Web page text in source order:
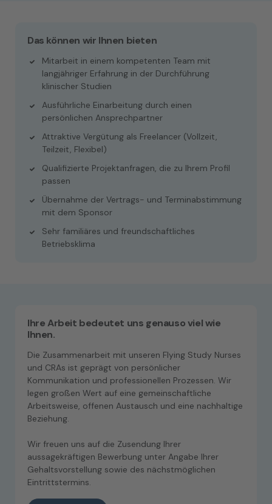
Das können wir Ihnen bieten
Mitarbeit in einem kompetenten Team mit
langjähriger Erfahrung in der Durchführung
klinischer Studien
Ausführliche Einarbeitung durch einen
persönlichen Ansprechpartner
Attraktive Vergütung als Freelancer (Vollzeit,
Teilzeit, Flexibel)
Qualifizierte Projektanfragen, die zu Ihrem Profil
passen
Übernahme der Vertrags- und Terminabstimmung
mit dem Sponsor
Sehr familiäres und freundschaftliches
Betriebsklima
Ihre Arbeit bedeutet uns genauso viel wie
Ihnen.
Die Zusammenarbeit mit unseren Flying Study Nurses
und CRAs ist geprägt von persönlicher
Kommunikation und professionellen Prozessen. Wir
legen großen Wert auf eine gemeinschaftliche
Arbeitsweise, offenen Austausch und eine nachhaltige
Beziehung.
Wir freuen uns auf die Zusendung Ihrer
aussagekräftigen Bewerbung unter Angabe Ihrer
Gehaltsvorstellung sowie des nächstmöglichen
Eintrittstermins.